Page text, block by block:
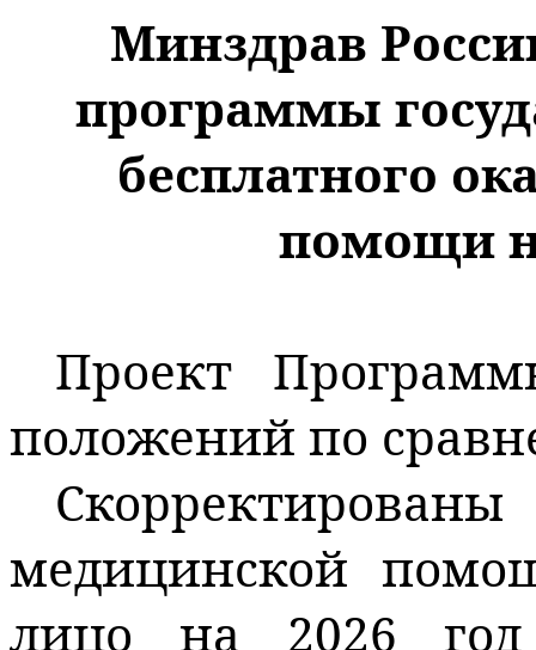
Минздрав
программы
бесплатного
помощи
Проект
положений по
медицинской
лицо на 2026 год